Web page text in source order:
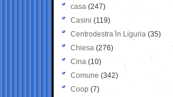
casa (247)
Casini (119)
Centrodestra in Liguria (35)
Chiesa (276)
Cina (10)
Comune (342)
Coop (7)